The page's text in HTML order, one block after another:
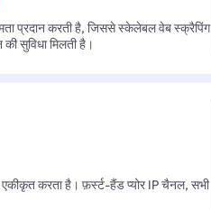
प्रदान करती है, जिससे स्केलेबल वेब स्क्रैपिंग
सुविधा मिलती है।
करता है। फ़र्स्ट-हैंड प्योर IP चैनल, सभी